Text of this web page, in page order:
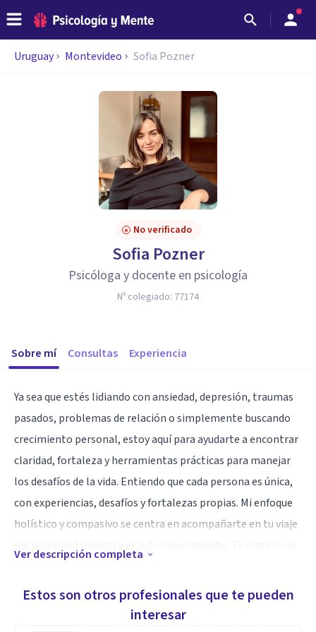
Uruguay Montevideo Sofia Pozner
No verificado
Sofia Pozner
Psicóloga y docente en psicología
Nº colegiado: 77174
Sobre mí Consultas Experiencia
Ya sea que estés lidiando con ansiedad, depresión, traumas
pasados, problemas de relación o simplemente buscando
crecimiento personal, estoy aquí para ayudarte a encontrar
claridad, fortaleza y ​​herramientas prácticas para manejar
los desafíos de la vida. Entiendo que cada persona es única,
con experiencias, desafíos y fortalezas propias. Mi enfoque
holístico y compasivo se centra en acompañarte en tu viaje
pensamientos, emociones y comportamientos.
Ver descripción completa
Estos son otros profesionales que te pueden
interesar